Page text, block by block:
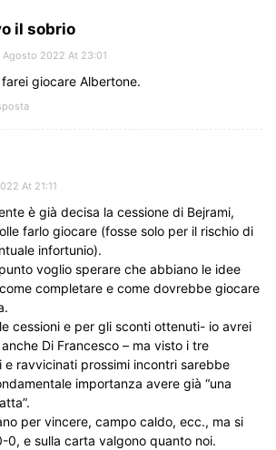
il sobrio
Agosto 2022 At 23:01
farei giocare Albertone.
At 21:11
è già decisa la cessione di Bejrami,
farlo giocare (fosse solo per il rischio di
infortunio).
voglio sperare che abbiano le idee
completare e come dovrebbe giocare
cessioni e per gli sconti ottenuti- io avrei
Di Francesco – ma visto i tre
e ravvicinati prossimi incontri sarebbe
importanza avere già “una
per vincere, campo caldo, ecc., ma si
0, e sulla carta valgono quanto noi.